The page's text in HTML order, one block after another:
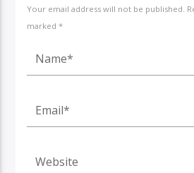
Your email address will not be published.
marked *